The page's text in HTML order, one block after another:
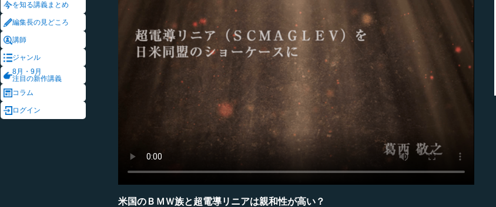
を知る講義まとめ
編集長の見どころ
講師
ジャンル
8月・9月
注目の新作講義
コラム
ログイン
米国のＢＭＷ族と超電導リニアは親和性が高い？